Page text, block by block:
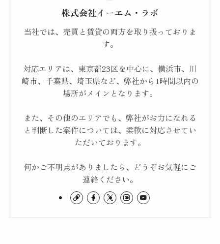
株式会社イーエム・ラボ
当社では、売買と賃貸の両方を取り扱っておりま
す。
対応エリアは、東京都23区を中心に、横浜市、川
崎市、千葉県、埼玉県など、弊社から1時間以内の
場所がメインとなります。
また、その他のエリアでも、弊社がお力になれる
と判断した案件については、柔軟に対応させてい
ただいております。
何かご不明点がありましたら、どうぞお気軽にご
連絡ください。